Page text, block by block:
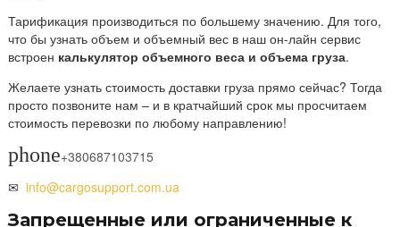
Тарификация производиться по большему значению. Для того,
что бы узнать объем и объемный вес в наш он-лайн сервис
встроен калькулятор объемного веса и объема груза.
Желаете узнать стоимость доставки груза прямо сейчас? Тогда
просто позвоните нам – и в кратчайший срок мы просчитаем
стоимость перевозки по любому направлению!
phone+380687103715
✉ info@cargosupport.com.ua
Запрещенные или ограниченные к